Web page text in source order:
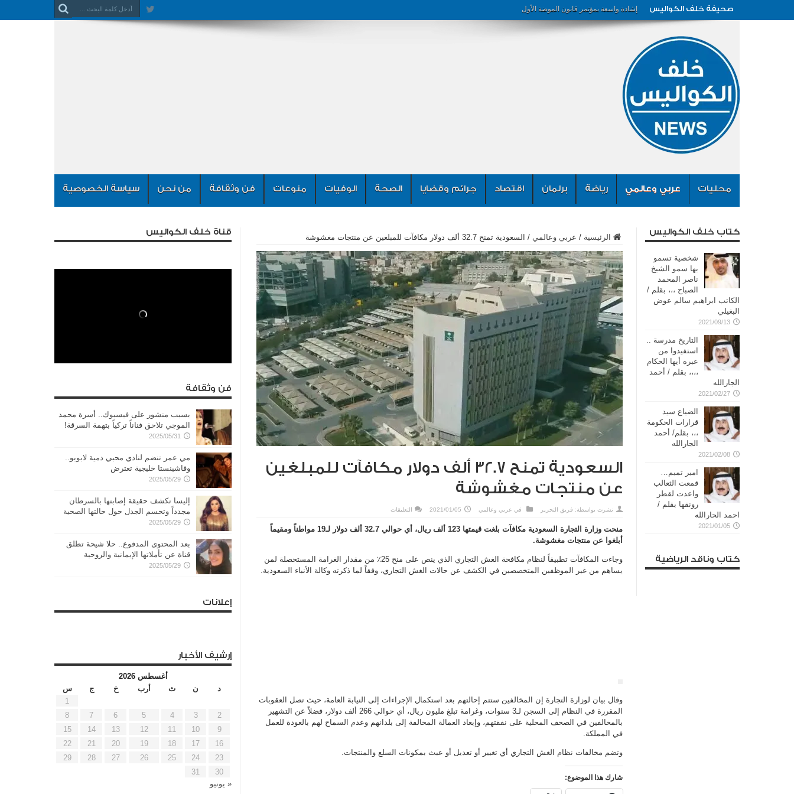
صحيفة خلف الكواليس إشادة واسعة بمؤتمر قانون الموضة الأول
محليات عربي وعالمي رياضة برلمان اقتصاد جرائم وقضايا الصحة الوفيات منوعات فن وثقافة من نحن سياسة الخصوصية
الرئيسية / عربي وعالمي / السعودية تمنح 32.7 ألف دولار مكافآت للمبلغين عن منتجات مغشوشة
السعودية تمنح 32.7 ألف دولار مكافآت للمبلغين
عن منتجات مغشوشة
نشرت بواسطة: فريق التحرير في عربي وعالمي 2021/01/05 التعليقات
32.7
ألف
عن
مغشوشة
منحت وزارة التجارة السعودية مكافآت بلغت قيمتها 123 ألف ريال، أي حوالي 32.7 ألف دولار لـ19 مواطناً ومقيماً
أبلغوا عن منتجات مغشوشة.
وجاءت المكافآت تطبيقاً لنظام مكافحة الغش التجاري الذي ينص على منح 25٪ من مقدار الغرامة المستحصلة لمن
يساهم من غير الموظفين المتخصصين في الكشف عن حالات الغش التجاري، وفقاً لما ذكرته وكالة الأنباء السعودية.
وقال بيان لوزارة التجارة إن المخالفين ستتم إحالتهم بعد استكمال الإجراءات إلى النيابة العامة، حيث تصل العقوبات
المقررة في النظام إلى السجن لـ3 سنوات، وغرامة تبلغ مليون ريال، أي حوالي 266 ألف دولار، فضلاً عن التشهير
بالمخالفين في الصحف المحلية على نفقتهم، وإبعاد العمالة المخالفة إلى بلدانهم وعدم السماح لهم بالعودة للعمل
في المملكة.
وتضم مخالفات نظام الغش التجاري أي تغيير أو تعديل أو عبث بمكونات السلع والمنتجات.
شارك هذا الموضوع:
كتاب خلف الكواليس
شخصية تسمو
بها سمو الشيخ
ناصر المحمد
الصباح ،،، بقلم /
الكاتب ابراهيم سالم عوض
البغيلي
2021/09/13
التاريخ مدرسة ..
استفيدوا من
عبره أيها الحكام
،،،، بقلم / أحمد
الجارالله
2021/02/27
الضياع سيد
قرارات الحكومة
،،، بقلم/ أحمد
الجارالله
2021/02/08
امير تميم…
قمعت الثعالب
واعدت لقطر
رونقها بقلم /
احمد الحارالله
2021/01/05
كتاب وناقد الرياضية
قناة خلف الكواليس
فن وثقافة
بسبب منشور على فيسبوك.. أسرة محمد
الموجي تلاحق فناناً تركياً بتهمة السرقة!
2025/05/31
مي عمر تنضم لنادي محبي دمية لابوبو..
وفاشينستا خليجية تعترض
2025/05/29
إليسا تكشف حقيقة إصابتها بالسرطان
مجدداً وتحسم الجدل حول حالتها الصحية
2025/05/29
بعد المحتوى المدفوع.. حلا شيحة تطلق
قناة عن تأملاتها الإيمانية والروحية
2025/05/29
إعلانات
إرشيف الأخبار
أغسطس 2026
د
ن ث أرب خ ج
س
1
2
3
4
5
6
7
8
9
10
11
12
13
14
15
16
17
18
19
20
21
22
23
24
25
26
27
28
29
30
31
« يونيو